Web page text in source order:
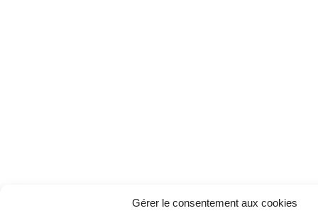
Gérer le consentement aux cookies